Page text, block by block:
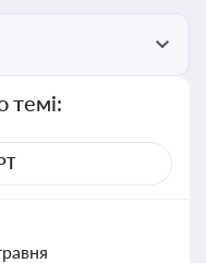
темі: